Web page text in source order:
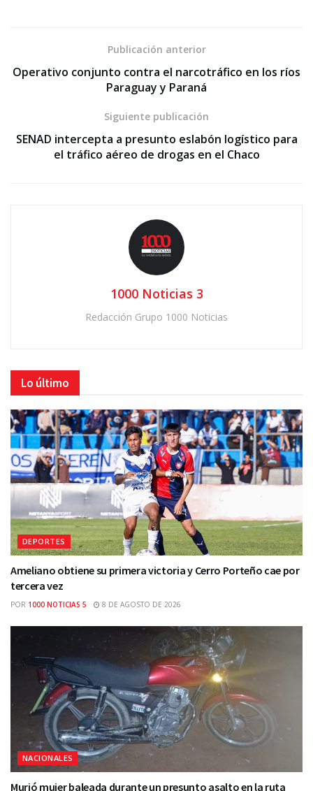
Publicación anterior
Operativo conjunto contra el narcotráfico en los ríos
Paraguay y Paraná
Siguiente publicación
SENAD intercepta a presunto eslabón logístico para
el tráfico aéreo de drogas en el Chaco
1000 Noticias 3
Redacción Grupo 1000 Noticias
Lo último
DEPORTES
Ameliano obtiene su primera victoria y Cerro Porteño cae por
tercera vez
POR 1000 NOTICIAS 5 8 DE AGOSTO DE 2026
NACIONALES
Murió mujer baleada durante un presunto asalto en la ruta